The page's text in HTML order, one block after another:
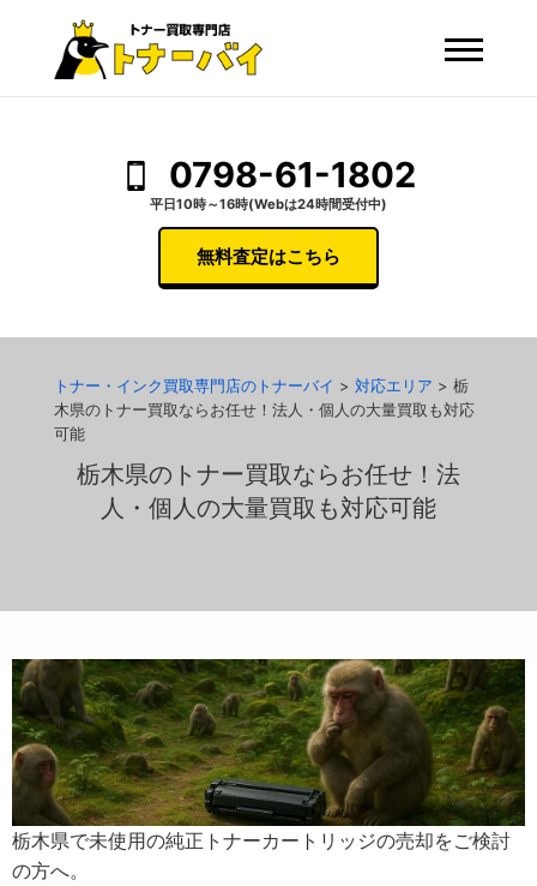
0798-61-1802
平日10時～16時(Webは24時間受付中)
無料査定はこちら
トナー・インク買取専門店のトナーバイ > 対応エリア > 栃
木県のトナー買取ならお任せ！法人・個人の大量買取も対応
可能
栃木県のトナー買取ならお任せ！法
人・個人の大量買取も対応可能
栃木県で未使用の純正トナーカートリッジの売却をご検討
の方へ。